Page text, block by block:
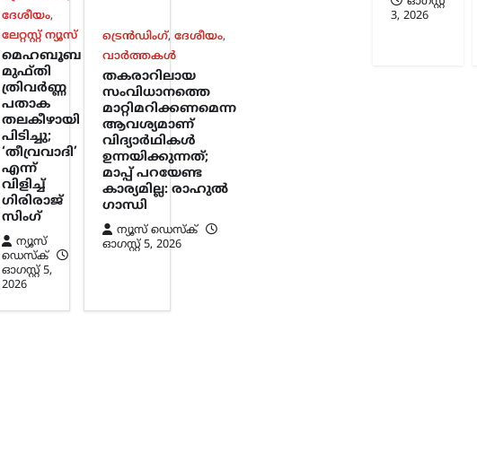
ദേശീയം,
ലേറ്റസ്റ്റ് ന്യൂസ്
മെഹബൂബ
മുഫ്തി
ത്രിവർണ്ണ
പതാക
തലകീഴായി
പിടിച്ചു;
‘തീവ്രവാദി’
എന്ന്
വിളിച്ച്
ഗിരിരാജ്
സിംഗ്
ന്യൂസ്
ഡെസ്ക്
ഓഗസ്റ്റ്‌ 5,
2026
ട്രെൻഡിംഗ്, ദേശീയം,
വാർത്തകൾ
തകരാറിലായ
സംവിധാനത്തെ
മാറ്റിമറിക്കണമെന്ന
ആവശ്യമാണ്
വിദ്യാർഥികൾ
ഉന്നയിക്കുന്നത്;
മാപ്പ് പറയേണ്ട
കാര്യമില്ല: രാഹുൽ
ഗാന്ധി
ന്യൂസ് ഡെസ്ക്
ഓഗസ്റ്റ്‌ 5, 2026
3, 2026